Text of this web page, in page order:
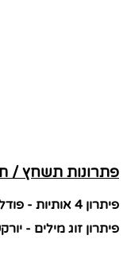
פתרונות תשחץ /
פיתרון 4 אותיות - פודל
פיתרון זוג מילים -